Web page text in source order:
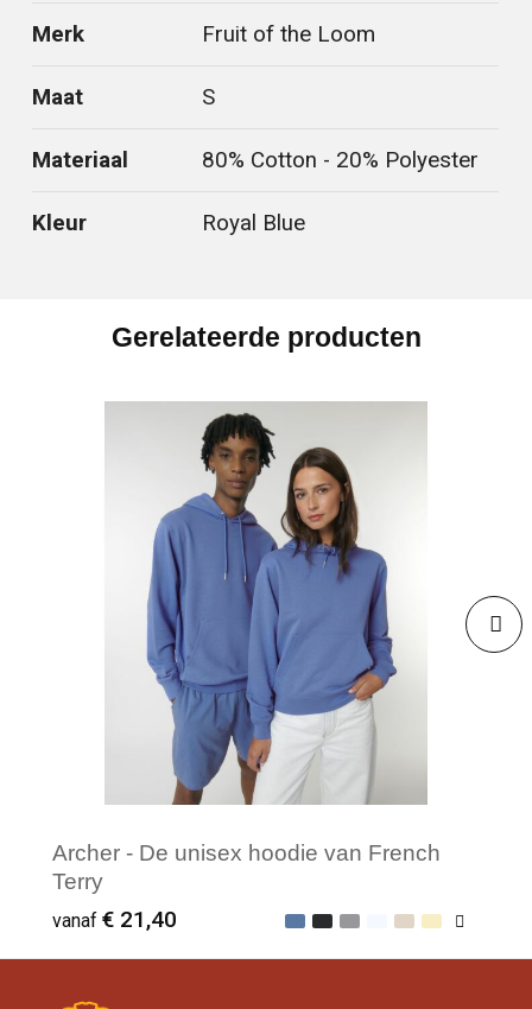
Merk Fruit of the Loom
Maat S
Materiaal 80% Cotton - 20% Polyester
Kleur Royal Blue
Gerelateerde producten
Archer - De unisex hoodie van French
Terry
vanaf € 21,40